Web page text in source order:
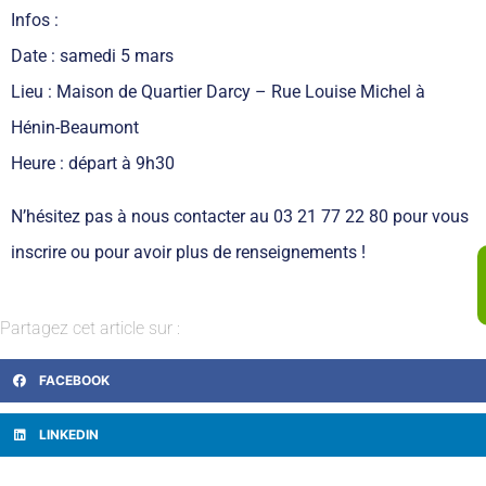
Infos :
Date : samedi 5 mars
Lieu : Maison de Quartier Darcy – Rue Louise Michel à
Hénin-Beaumont
Heure : départ à 9h30
N’hésitez pas à nous contacter au 03 21 77 22 80 pour vous
inscrire ou pour avoir plus de renseignements !
Partagez cet article sur :
FACEBOOK
LINKEDIN